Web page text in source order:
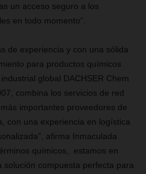
un acceso seguro a los
en todo momento”.
de experiencia y con una sólida
para productos químicos
global DACHSER Chem
combina los servicios de red
importantes proveedores de
con una experiencia en logística
afirma Inmaculada
químicos, estamos en
compuesta perfecta para